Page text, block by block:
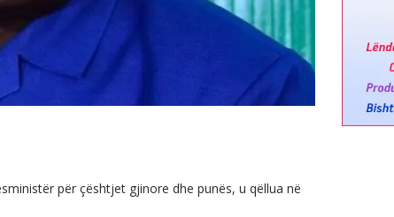
për çështjet gjinore dhe punës, u qëllua në